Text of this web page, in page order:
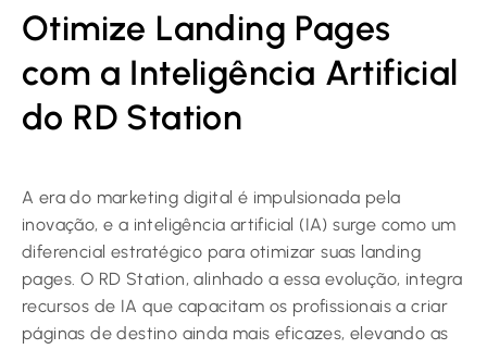
Otimize Landing Pages
com a Inteligência Artificial
do RD Station
A era do marketing digital é impulsionada pela
inovação, e a inteligência artificial (IA) surge como um
diferencial estratégico para otimizar suas landing
pages. O RD Station, alinhado a essa evolução, integra
recursos de IA que capacitam os profissionais a criar
páginas de destino ainda mais eficazes, elevando as